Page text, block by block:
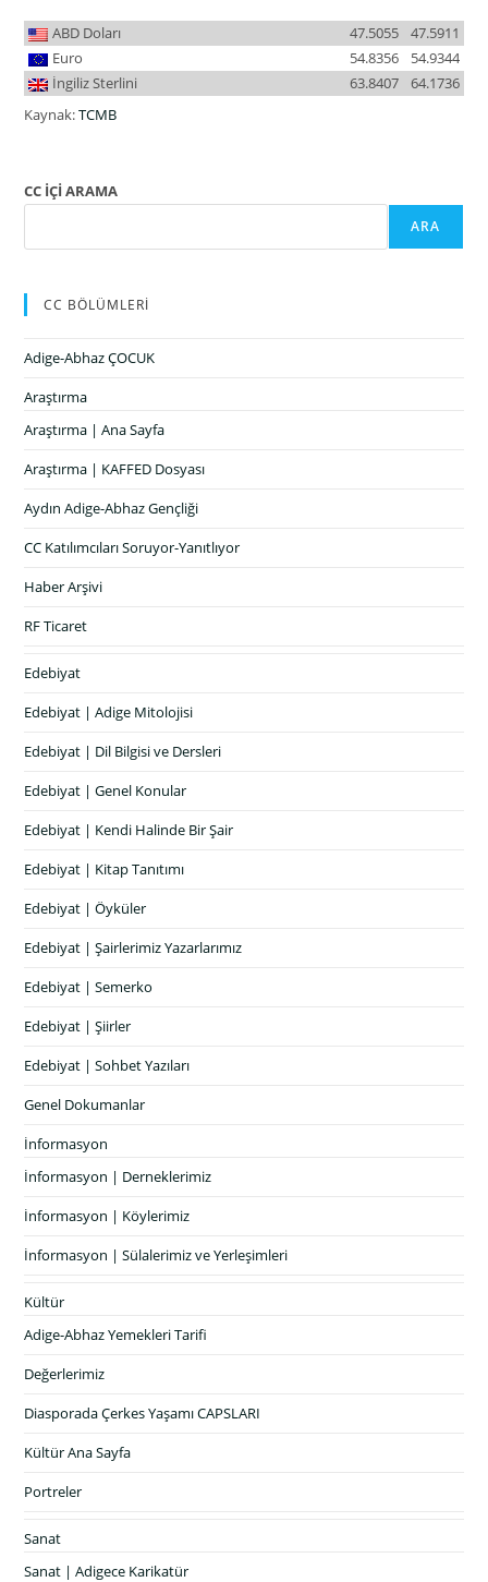
ABD Doları 47.5911
47.5055
Euro
54.9344
54.8356
İngiliz Sterlini
64.1736
63.8407
Kaynak:TCMB
CC İÇİ ARAMA
ARA
CC BÖLÜMLERİ
Adige-Abhaz ÇOCUK
Araştırma
Araştırma | Ana Sayfa
Araştırma | KAFFED Dosyası
Aydın Adige-Abhaz Gençliği
CC Katılımcıları Soruyor-Yanıtlıyor
Haber Arşivi
RF Ticaret
Edebiyat
Edebiyat | Adige Mitolojisi
Edebiyat | Dil Bilgisi ve Dersleri
Edebiyat | Genel Konular
Edebiyat | Kendi Halinde Bir Şair
Edebiyat | Kitap Tanıtımı
Edebiyat | Öyküler
Edebiyat | Şairlerimiz Yazarlarımız
Edebiyat | Semerko
Edebiyat | Şiirler
Edebiyat | Sohbet Yazıları
Genel Dokumanlar
İnformasyon
İnformasyon | Derneklerimiz
İnformasyon | Köylerimiz
İnformasyon | Sülalerimiz ve Yerleşimleri
Kültür
Adige-Abhaz Yemekleri Tarifi
Değerlerimiz
Diasporada Çerkes Yaşamı CAPSLARI
Kültür Ana Sayfa
Portreler
Sanat
Sanat | Adigece Karikatür